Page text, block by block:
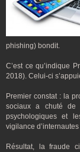
phishing) bondit.
C’est ce qu’indique
2018). Celui-ci
Premier constat : la
sociaux a chuté de
psychologiques et
vigilance
Résultat, la fraude